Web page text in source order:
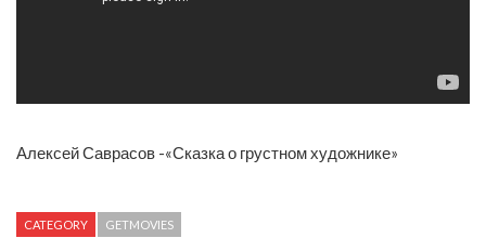
Алексей Саврасов -«Сказка о грустном художнике»
CATEGORY GETMOVIES